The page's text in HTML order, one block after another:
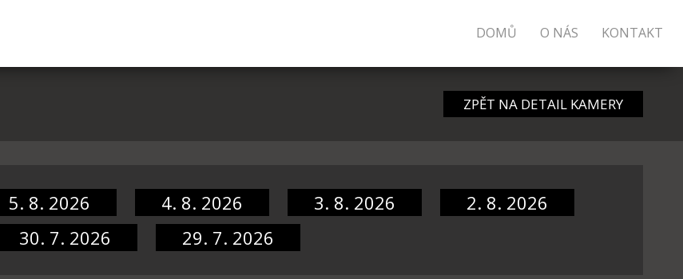
DOMŮ O NÁS KONTAKT
ZPĚT NA DETAIL KAMERY
5. 8. 2026 4. 8. 2026 3. 8. 2026
2. 8. 2026
30. 7. 2026 29. 7. 2026